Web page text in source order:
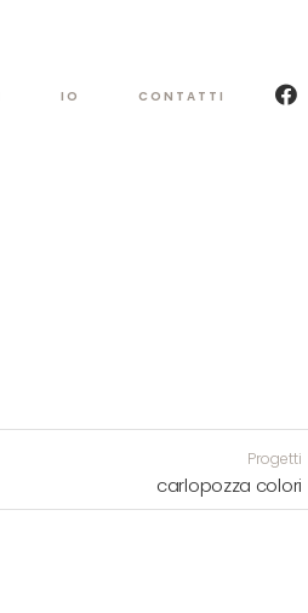
IO CONTATTI
Progetti
carlopozza colori